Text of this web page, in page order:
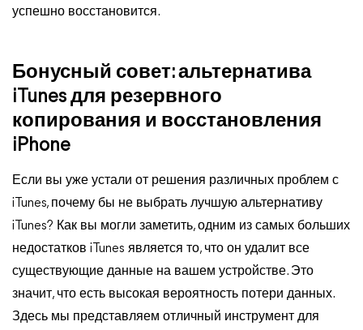
успешно восстановится.
Бонусный совет: альтернатива
iTunes для резервного
копирования и восстановления
iPhone
Если вы уже устали от решения различных проблем с
iTunes, почему бы не выбрать лучшую альтернативу
iTunes? Как вы могли заметить, одним из самых больших
недостатков iTunes является то, что он удалит все
существующие данные на вашем устройстве. Это
значит, что есть высокая вероятность потери данных.
Здесь мы представляем отличный инструмент для